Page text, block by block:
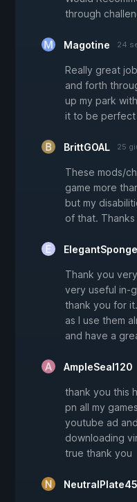
through
Magotine 24
Really great
and forth
up my park
it to be perfect
BrittGOAL 25
These mods/
game more
but my
of that.
Thank you
very useful in-
thank you for
as I use them
and have a
AmpleSeal120
thank you this
pn all my
youtube ad
downloading
true thank you